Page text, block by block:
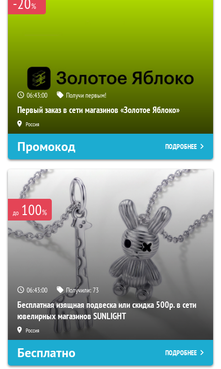
%
06:42:59 Получи первым!
Первый заказ в сети магазинов «Золотое Яблоко»
Россия
Промокод ПОДРОБНЕЕ
до 100%
06:42:59 Получили:73
Бесплатная изящная подвеска или скидка 500р. в сети
ювелирных магазинов SUNLIGHT
Россия
Бесплатно ПОДРОБНЕЕ